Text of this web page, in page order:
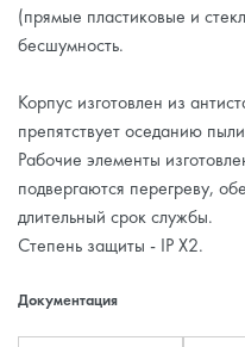
(прямые пластиковые и
бесшумность.
Корпус изготовлен из
препятствует оседанию
Рабочие элементы
подвергаются перегреву,
длительный срок службы.
Степень защиты - IP X2.
Документация